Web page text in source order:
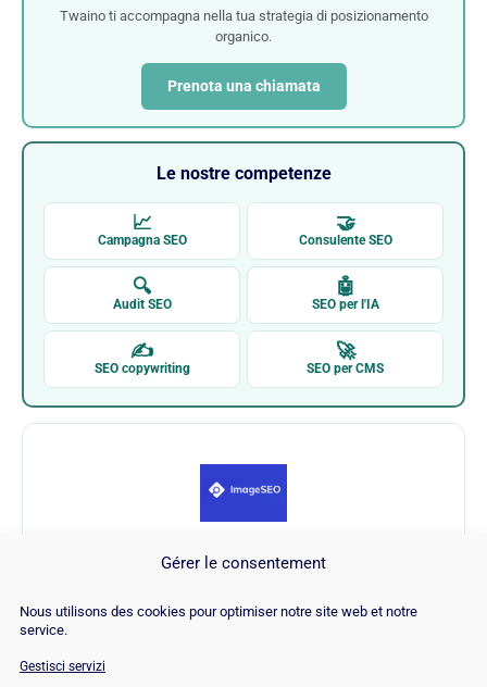
Gérer le consentement
Nous utilisons des cookies pour optimiser notre site web et notre
service.
Gestisci servizi
Twaino ti accompagna nella tua strategia di posizionamento
organico.
Prenota una chiamata
Le nostre competenze
📈
Campagna SEO
🤝
Consulente SEO
🔍
Audit SEO
🤖
SEO per l'IA
✍
SEO copywriting
🚀
SEO per CMS
Immagine SEO